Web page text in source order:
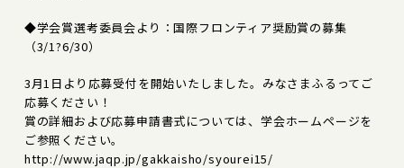
◆学会賞選考委員会より：国際フロンティア奨励賞の募集
（3/1?6/30）
3月1日より応募受付を開始いたしました。みなさまふるってご
応募ください！
賞の詳細および応募申請書式については、学会ホームページを
ご参照ください。
http://www.jaqp.jp/gakkaisho/syourei15/